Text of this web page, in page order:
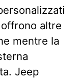
altre
mentre la
Jeep